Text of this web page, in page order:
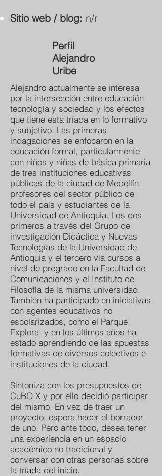
Sitio web / blog: n/r
Perfil
Alejandro
Uribe
Alejandro actualmente se interesa
por la intersección entre educación,
tecnología y sociedad y los efectos
que tiene esta tríada en lo formativo
y subjetivo. Las primeras
indagaciones se enfocaron en la
educación formal, particularmente
con niños y niñas de básica primaria
de tres instituciones educativas
públicas de la ciudad de Medellín,
profesores del sector público de
todo el país y estudiantes de la
Universidad de Antioquia. Los dos
primeros a través del Grupo de
investigación Didáctica y Nuevas
Tecnologías de la Universidad de
Antioquia y el tercero vía cursos a
nivel de pregrado en la Facultad de
Comunicaciones y el Instituto de
Filosofía de la misma universidad.
También ha participado en iniciativas
con agentes educativos no
escolarizados, como el Parque
Explora, y en los últimos años ha
estado aprendiendo de las apuestas
formativas de diversos colectivos e
instituciones de la ciudad.
Sintoniza con los presupuestos de
CuBO.X y por ello decidió participar
del mismo. En vez de traer un
proyecto, espera hacer el borrador
de uno. Pero ante todo, desea tener
una experiencia en un espacio
académico no tradicional y
conversar con otras personas sobre
la tríada del inicio.